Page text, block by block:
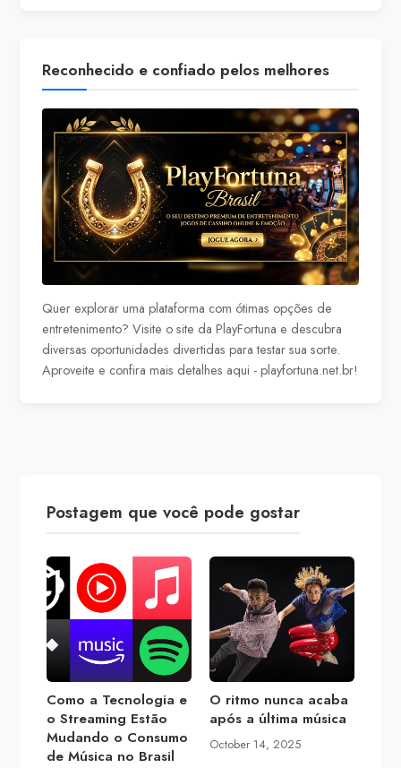
Reconhecido e confiado pelos melhores
Quer explorar uma plataforma com ótimas opções de
entretenimento? Visite o site da PlayFortuna e descubra
diversas oportunidades divertidas para testar sua sorte.
Aproveite e confira mais detalhes aqui -playfortuna.net.br!
Postagem que você pode gostar
Como a Tecnologia e
o Streaming Estão
Mudando o Consumo
de Música no Brasil
O ritmo nunca acaba
após a última música
October 14, 2025